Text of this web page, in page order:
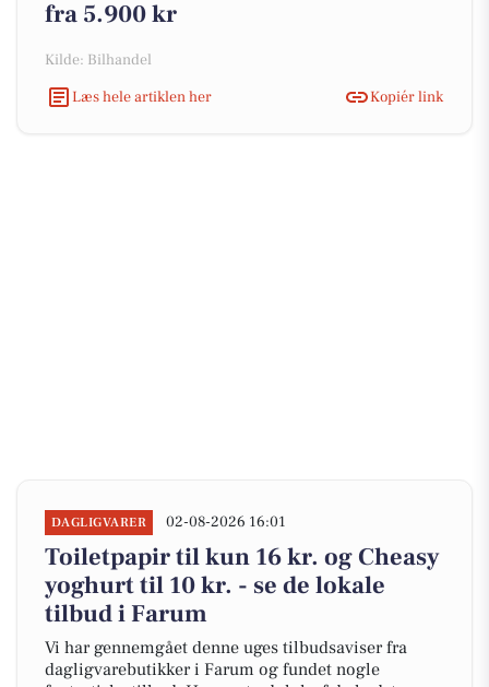
fra 5.900 kr
Kilde: Bilhandel
Læs hele artiklen her
Kopiér link
DAGLIGVARER 02-08-2026 16:01
Toiletpapir til kun 16 kr. og Cheasy
yoghurt til 10 kr. - se de lokale
tilbud i Farum
Vi har gennemgået denne uges tilbudsaviser fra
dagligvarebutikker i Farum og fundet nogle